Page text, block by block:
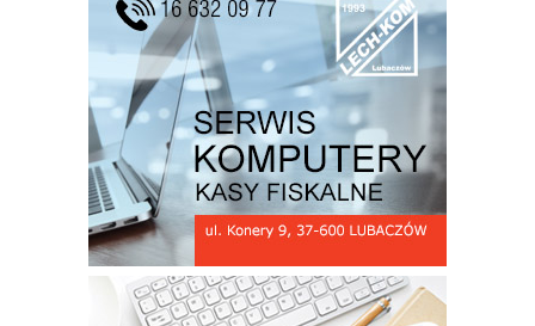
Dzień Sybiraka w Oleszycach cz 1